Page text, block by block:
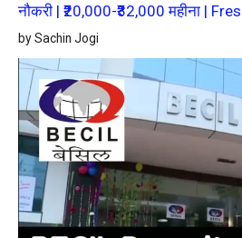
नौकरी | ₹20,000-₹32,000 महीना |
by Sachin Jogi